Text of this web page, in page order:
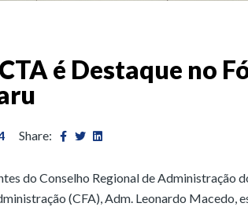
é Destaque no
Share:
do Conselho Regional de Administração
(CFA), Adm. Leonardo Macedo,